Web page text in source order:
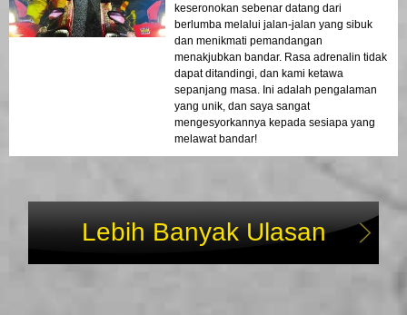
keseronokan sebenar datang dari
berlumba melalui jalan-jalan yang sibuk
dan menikmati pemandangan
menakjubkan bandar. Rasa adrenalin tidak
dapat ditandingi, dan kami ketawa
sepanjang masa. Ini adalah pengalaman
yang unik, dan saya sangat
mengesyorkannya kepada sesiapa yang
melawat bandar!
Lebih Banyak Ulasan